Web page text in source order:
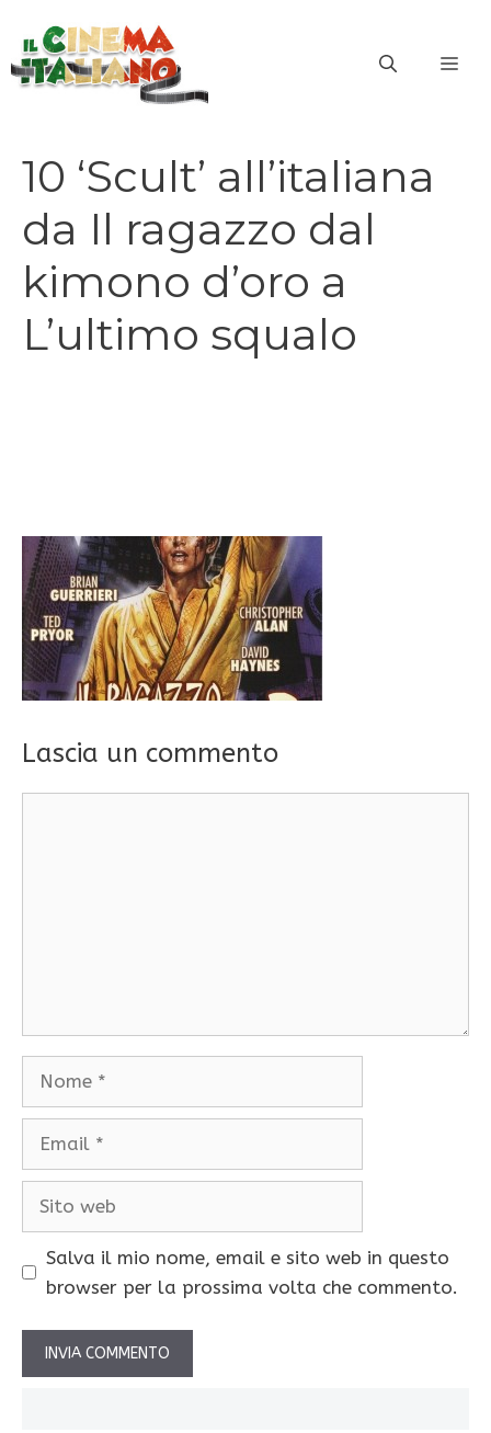
contenuto
10 ‘Scult’ all’italiana
da Il ragazzo dal
kimono d’oro a
L’ultimo squalo
Lascia un commento
Salva il mio nome, email e sito web in questo
browser per la prossima volta che commento.